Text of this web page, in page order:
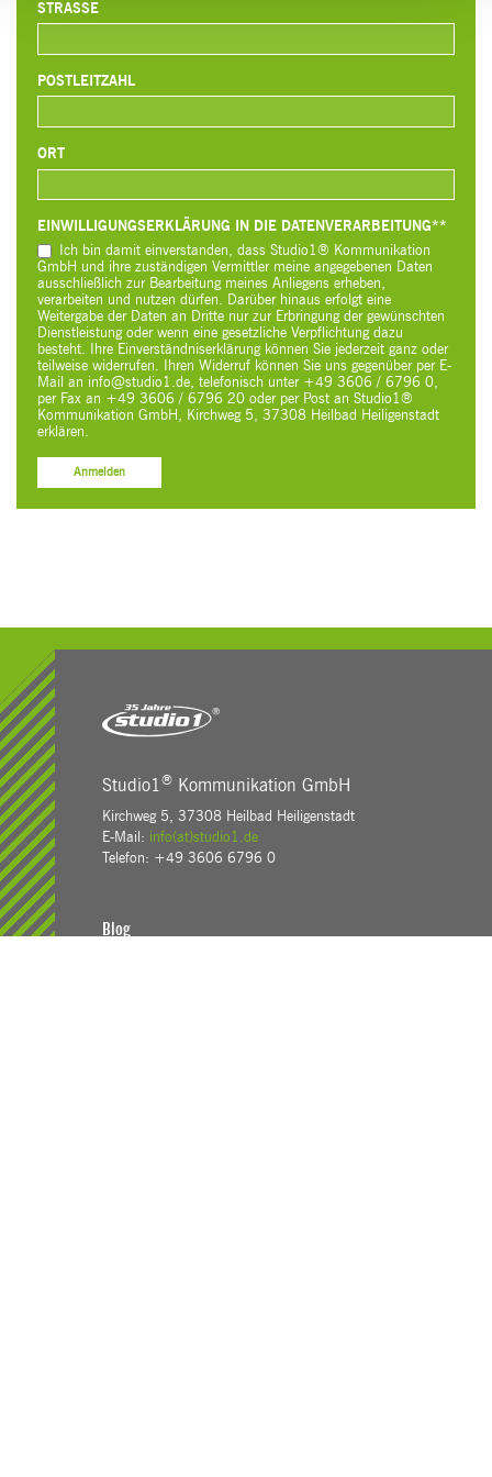
STRASSE
POSTLEITZAHL
ORT
EINWILLIGUNGSERKLÄRUNG IN DIE DATENVERARBEITUNG**
Ich bin damit einverstanden, dass Studio1® Kommunikation
GmbH und ihre zuständigen Vermittler meine angegebenen Daten
ausschließlich zur Bearbeitung meines Anliegens erheben,
verarbeiten und nutzen dürfen. Darüber hinaus erfolgt eine
Weitergabe der Daten an Dritte nur zur Erbringung der gewünschten
Dienstleistung oder wenn eine gesetzliche Verpflichtung dazu
besteht. Ihre Einverständniserklärung können Sie jederzeit ganz oder
teilweise widerrufen. Ihren Widerruf können Sie uns gegenüber per E-
Mail an info@studio1.de, telefonisch unter +49 3606 / 6796 0,
per Fax an +49 3606 / 6796 20 oder per Post an Studio1®
Kommunikation GmbH, Kirchweg 5, 37308 Heilbad Heiligenstadt
erklären.
Anmelden
Studio1® Kommunikation GmbH
Kirchweg 5, 37308 Heilbad Heiligenstadt
E-Mail: info(at)studio1.de
Telefon: +49 3606 6796 0
Blog